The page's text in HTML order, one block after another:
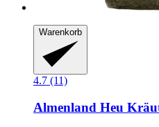
Warenkorb
4.7 (11)
Almenland Heu